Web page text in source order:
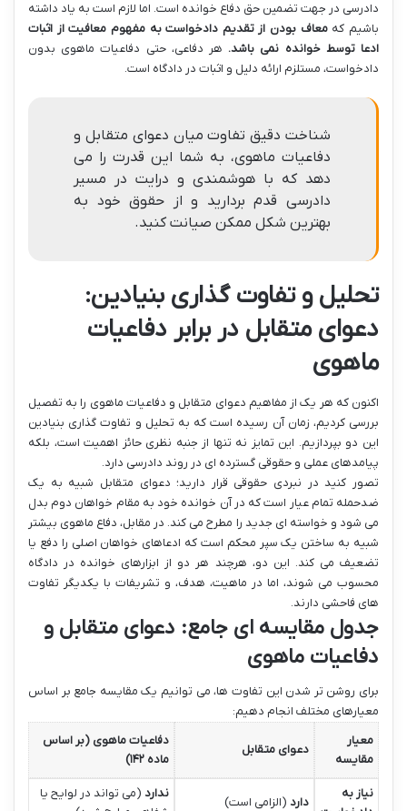
دادرسی در جهت تضمین حق دفاع خوانده است. اما لازم است به یاد داشته
باشیم کهمعاف بودن از تقدیم دادخواست به مفهوم معافیت از اثبات
ادعا توسط خوانده نمی باشد. هر دفاعی، حتی دفاعیات ماهوی بدون
دادخواست، مستلزم ارائه دلیل و اثبات در دادگاه است.
شناخت دقیق تفاوت میان دعوای متقابل و
دفاعیات ماهوی، به شما این قدرت را می
دهد که با هوشمندی و درایت در مسیر
دادرسی قدم بردارید و از حقوق خود به
بهترین شکل ممکن صیانت کنید.
تحلیل و تفاوت گذاری بنیادین:
دعوای متقابل در برابر دفاعیات
ماهوی
اکنون که هر یک از مفاهیم دعوای متقابل و دفاعیات ماهوی را به تفصیل
بررسی کردیم، زمان آن رسیده است که به تحلیل و تفاوت گذاری بنیادین
این دو بپردازیم. این تمایز نه تنها از جنبه نظری حائز اهمیت است، بلکه
پیامدهای عملی و حقوقی گسترده ای در روند دادرسی دارد.
تصور کنید در نبردی حقوقی قرار دارید؛ دعوای متقابل شبیه به یک
ضدحمله تمام عیار است که در آن خوانده خود به مقام خواهان دوم بدل
می شود و خواسته ای جدید را مطرح می کند. در مقابل، دفاع ماهوی بیشتر
شبیه به ساختن یک سپر محکم است که ادعاهای خواهان اصلی را دفع یا
تضعیف می کند. این دو، هرچند هر دو از ابزارهای خوانده در دادگاه
محسوب می شوند، اما در ماهیت، هدف، و تشریفات با یکدیگر تفاوت
های فاحشی دارند.
جدول مقایسه ای جامع: دعوای متقابل و
دفاعیات ماهوی
برای روشن تر شدن این تفاوت ها، می توانیم یک مقایسه جامع بر اساس
معیارهای مختلف انجام دهیم:
معیار
مقایسه
دعوای متقابل
دفاعیات ماهوی (بر اساس
ماده ۱۴۲)
نیاز به
دارد (الزامی است)
ندارد (می تواند در لوایح یا